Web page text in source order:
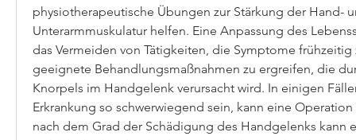
physiotherapeutische Übungen zur Stärkung der Hand-
Unterarmmuskulatur helfen. Eine Anpassung des
das Vermeiden von Tätigkeiten, die Symptome
geeignete Behandlungsmaßnahmen zu ergreifen, die
Knorpels im Handgelenk verursacht wird. In einigen
Erkrankung so schwerwiegend sein, kann eine
nach dem Grad der Schädigung des Handgelenks kann